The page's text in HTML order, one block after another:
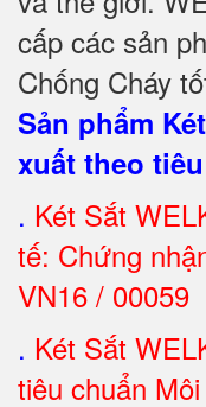
cấp các sản
Chống Cháy
Sản phẩm
xuất theo
. Két Sắt
tế: Chứng
VN16 / 00059
. Két Sắt
tiêu chuẩn